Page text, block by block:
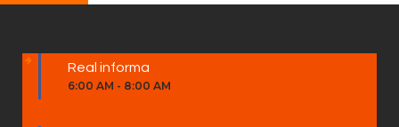
Real informa
6:00 AM - 8:00 AM